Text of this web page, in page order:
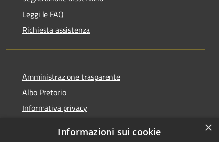
Leggi le FAQ
Richiesta assistenza
Amministrazione trasparente
Albo Pretorio
Informativa privacy
Dichiarazione di accessibilità
×
Informazioni sui cookie